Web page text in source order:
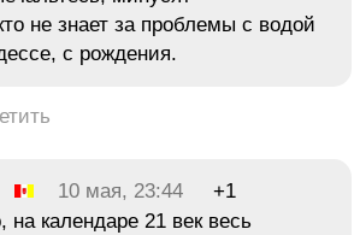
не знает за проблемы с водой
с рождения.
10 мая, 23:44
+1
на календаре 21 век весь